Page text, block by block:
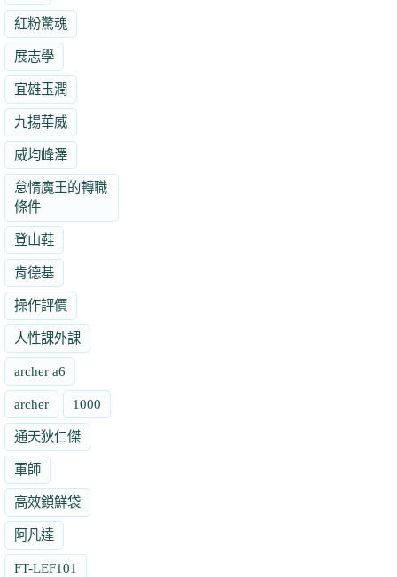
紅粉驚魂
展志學
宜雄玉潤
九揚華威
威均峰澤
怠惰魔王的轉職
條件
登山鞋
肯德基
操作評價
人性課外課
archer a6
archer 1000
通天狄仁傑
軍師
高效鎖鮮袋
阿凡達
FT-LEF101